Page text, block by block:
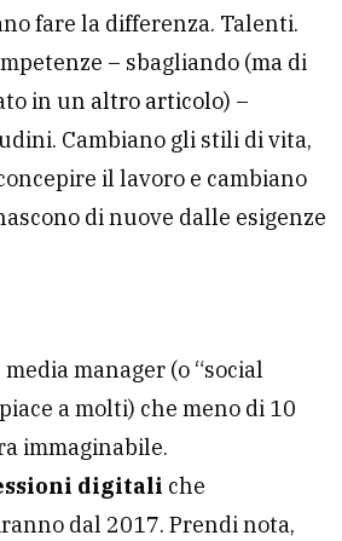
fare la differenza. Talenti.
– sbagliando (ma di
in un altro articolo) –
Cambiano gli stili di vita,
il lavoro e cambiano
di nuove dalle esigenze
manager (o “social
a molti) che meno di 10
immaginabile.
digitali che
dal 2017. Prendi nota,